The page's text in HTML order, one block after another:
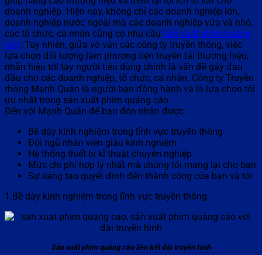
doanh nghiệp. Hiện nay, không chỉ các doanh nghiệp lớn,
doanh nghiệp nước ngoài mà các doanh nghiệp vừa và nhỏ,
các tổ chức, cá nhân cũng có nhu cầu sản xuất phim quảng
cáo. Tuy nhiên, giữa vô vàn các công ty truyền thông, việc
lựa chọn đối tượng làm phương tiện truyền tải thương hiệu,
nhãn hiệu tới tay người tiêu dùng chính là vấn đề gây đau
đầu cho các doanh nghiệp, tổ chức, cá nhân. Công ty Truyền
thông Mạnh Quân là người bạn đồng hành và là lựa chọn tối
ưu nhất trong sản xuất phim quảng cáo.
Đến với Mạnh Quân để bạn đón nhận được :
Bề dày kinh nghiệm trong lĩnh vực truyền thông
Đội ngũ nhân viên giàu kinh nghiệm
Hệ thống thiết bị kĩ thuật chuyên nghiệp
Mức chi phí hợp lý nhất mà chúng tôi mang lại cho bạn
Sự sáng tạo quyết định đến thành công của bạn và tôi
1.Bề dày kinh nghiệm trong lĩnh vực truyền thông
Sản xuất phim quảng cáo liên kết đài truyền hình